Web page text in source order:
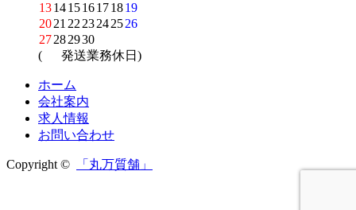
13141516171819
2021 22 23242526
27282930
(
発送業務休日)
ホーム
会社案内
求人情報
お問い合わせ
Copyright © 「丸万質舗」